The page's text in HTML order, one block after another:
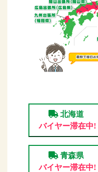
北海道
バイヤー滞在中!
青森県
バイヤー滞在中!